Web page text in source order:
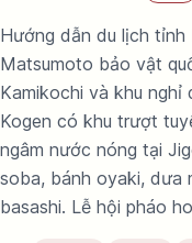
Hướng dẫn du lịch tỉnh
Matsumoto bảo vật
Kamikochi và khu nghỉ
Kogen có khu trượt
ngâm nước nóng tại
soba, bánh oyaki, dưa
basashi. Lễ hội pháo